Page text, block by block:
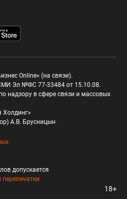
Online» (на связи).
Эл №ФС 77-33484 от 15.10.08.
надзору в сфере связи и массовых
Холдинг»
А.В. Брусницын
допускается
перепечатки
18+